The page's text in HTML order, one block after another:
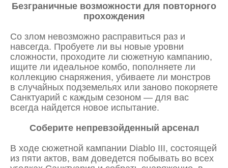
Безграничные возможности для повторного
прохождения
Со злом невозможно расправиться раз и
навсегда. Пробуете ли вы новые уровни
сложности, проходите ли сюжетную кампанию,
ищите ли идеальное комбо, пополняете ли
коллекцию снаряжения, убиваете ли монстров
в случайных подземельях или заново покоряете
Санктуарий с каждым сезоном — для вас
всегда найдется новое испытание.
Соберите непревзойденный арсенал
В ходе сюжетной кампании Diablo III, состоящей
из пяти актов, вам доведется побывать во всех